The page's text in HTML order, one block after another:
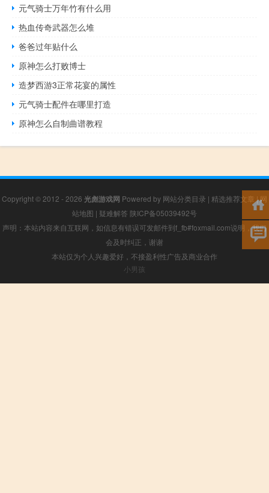
元气骑士万年竹有什么用
热血传奇武器怎么堆
爸爸过年贴什么
原神怎么打败博士
造梦西游3正常花宴的属性
元气骑士配件在哪里打造
原神怎么自制曲谱教程
Copyright © 2012 - 2026 光彪游戏网 Powered by 网站分类目录 | 精选推荐文章 |网
站地图 | 疑难解答 陕ICP备05039492号
声明：本站内容来自互联网，如信息有错误可发邮件到f_fb#foxmail.com说明，我们
会及时纠正，谢谢
本站仅为个人兴趣爱好，不接盈利性广告及商业合作
小男孩